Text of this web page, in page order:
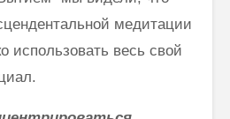
медитации
использовать весь свой